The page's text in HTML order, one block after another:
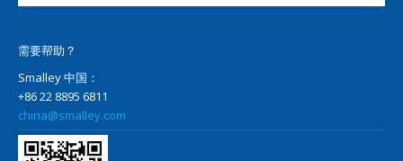
需要帮助？
Smalley 中国：
+86 22 8895 6811
china@smalley.com